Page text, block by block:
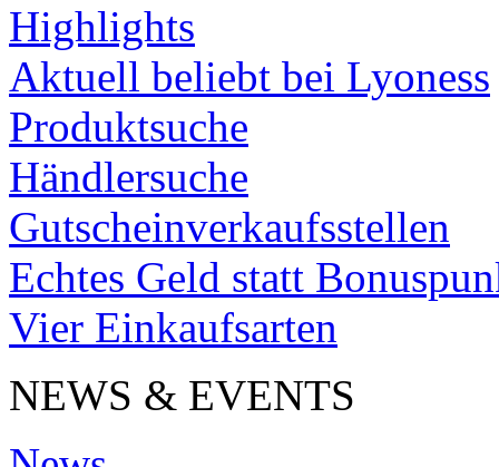
Highlights
Aktuell beliebt bei Lyoness
Produktsuche
Händlersuche
Gutscheinverkaufsstellen
Echtes Geld statt
Vier Einkaufsarten
NEWS & EVENTS